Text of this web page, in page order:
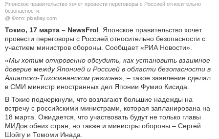
АВТО И МОТО
БЛОГ
Японское правительство хочет провести переговоры с Россией относительно
безопасности.
@ Фото: pixabay.com
Токио, 17 марта – NewsFrol . Японское правительство хочет
провести переговоры с Россией относительно безопасности с
участием министров обороны. Сообщает «РИА Новости».
«Мы хотим откровенно обсудить, как установить взаимное
доверие между Японией и Россией в области безопасности в
Азиатско-Тихоокеанском регионе», – такое заявление сделал
в СМИ министр иностранных дел Японии Фумио Кисида.
В Токио подчеркнули, что возлагают большие надежды на
встречу с российскими министрами, которая запланирована на
18 марта. Ожидается, что участвовать будут не только главы
МИДов обеих стран, но также и министры обороны – Сергей
Шойгу и Томоми Инада.